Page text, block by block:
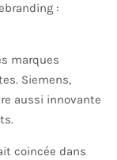
:
marques
Siemens,
aussi innovante
coincée dans